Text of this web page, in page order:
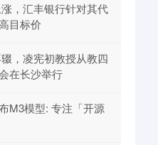
，汇丰银行针对其代
目标价
，凌宪初教授从教四
在长沙举行
M3模型: 专注「开源